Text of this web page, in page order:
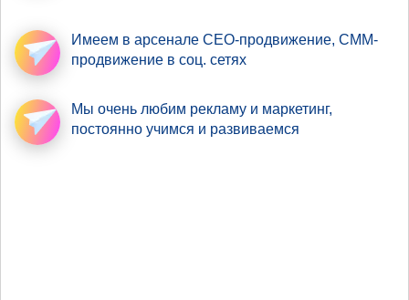
Имеем в арсенале СЕО-продвижение, СММ-
продвижение в соц. сетях
Мы очень любим рекламу и маркетинг,
постоянно учимся и развиваемся